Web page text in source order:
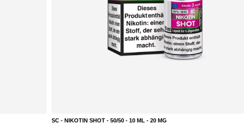
SC - NIKOTIN SHOT - 50/50 - 10 ML - 20 MG